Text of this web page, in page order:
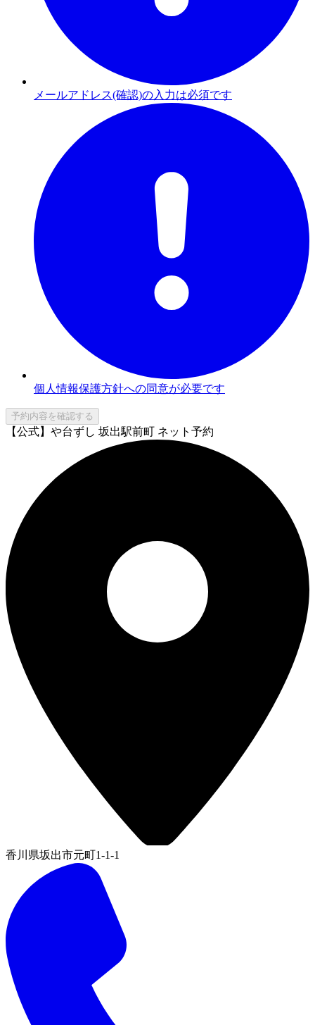
メールアドレス(確認)の入力は必須です
個人情報保護方針への同意が必要です
予約内容を確認する
【公式】や台ずし 坂出駅前町 ネット予約
香川県坂出市元町1-1-1